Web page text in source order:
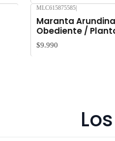
MLC615875585|
Maranta
Obediente /
$9.990